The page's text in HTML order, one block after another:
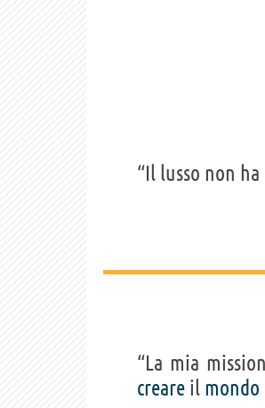
“Il lusso non
“La mia
creare il mondo